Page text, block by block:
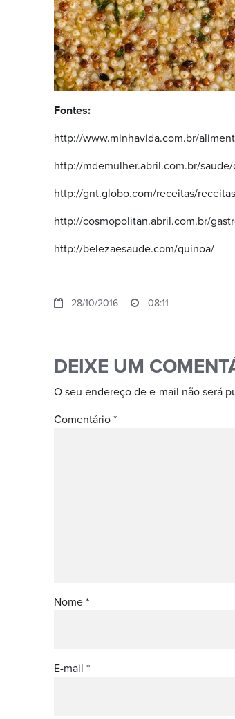
Fontes:
http://www.minhavida.com.br/
http://mdemulher.abril.com.br/
http://gnt.globo.com/receitas/
http://cosmopolitan.abril.com.br/
http://belezaesaude.com/quinoa/
28/10/2016 08:11
DEIXE UM
O seu endereço de e-mail não será
Comentário *
Nome *
E-mail *